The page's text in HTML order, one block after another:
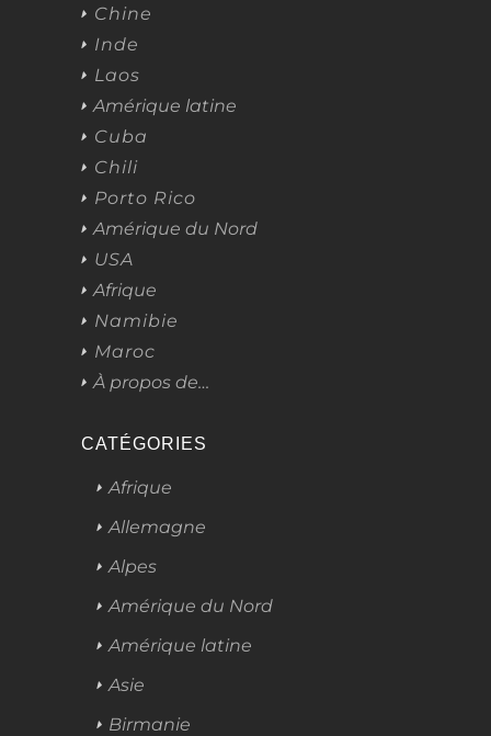
Chine
Inde
Laos
Amérique latine
Cuba
Chili
Porto Rico
Amérique du Nord
USA
Afrique
Namibie
Maroc
À propos de…
CATÉGORIES
Afrique
Allemagne
Alpes
Amérique du Nord
Amérique latine
Asie
Birmanie